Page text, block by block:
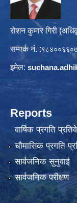
रोशन कुमार गिरी
सम्पर्क नं. :
इमेल:
Reports
वार्षिक प्रगति
चौमासिक प्रगति
सार्वजनिक सुनुवाई
सार्वजनिक परीक्षण